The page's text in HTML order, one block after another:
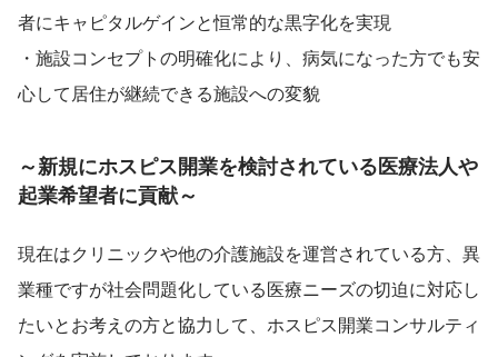
者にキャピタルゲインと恒常的な黒字化を実現
・施設コンセプトの明確化により、病気になった方でも安
心して居住が継続できる施設への変貌
～新規にホスピス開業を検討されている医療法人や
起業希望者に貢献～
現在はクリニックや他の介護施設を運営されている方、異
業種ですが社会問題化している医療ニーズの切迫に対応し
たいとお考えの方と協力して、ホスピス開業コンサルティ